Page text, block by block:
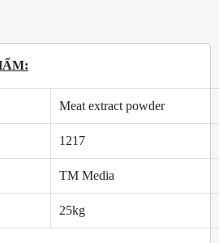
Meat extract powder
1217
TM Media
25kg